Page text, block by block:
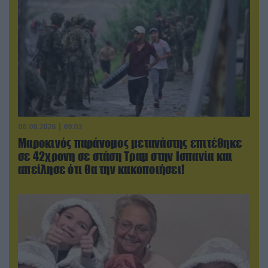
06.08.2026 | 09:03
Μαροκινός παράνομος μετανάστης επιτέθηκε
σε 42χρονη σε στάση Τραμ στην Ισπανία και
απείλησε ότι θα την κακοποιήσει!